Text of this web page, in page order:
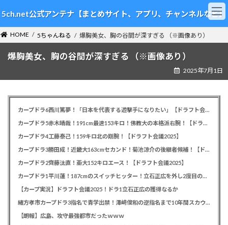
ン
テ
ン
ツ
ビ
ゲ
ー
シ
5ch.net公式アンテナ【まとめサイト、アプリ、チャンネルなど】
HOME 5ちゃんねる 爆胸美女、胸の谷間が深すぎる （※画像あり）
爆胸美女、胸の谷間が深すぎる （※画像あり）
2025年7月1日
カープドラ6西川篤夢！「日本を代表する遊撃手になりたい」【ドラフト会議2025】
カープドラ5赤木晴哉！191cm最速153キロ！佛教大の本格派右腕！【ドラフト会議2025】
カープドラ4工藤泰己！159キロ北の剛腕！【ドラフト会議2025】
カープドラ3勝田成！近畿大163cmセカンド！菊池涼介の後継者候補！【ドラフト会議2025】
カープドラ2齊藤汰直！亜大152キロエース！【ドラフト会議2025】
カープドラ1平川蓮！187cmのスイッチヒッター！立石正広を外し2度目の重複も新井監督がクジを引き当てる！【ドラフト会議2025】
【カープ実況】ドラフト会議2025！ドラ1立石正広の獲得なるか
緒方孝市カープドラ3指名で青学出禁！澤﨑俊和の逆指名まで10年間スカウト出禁
【朗報】広島、攻守最強都市だったｗｗｗ